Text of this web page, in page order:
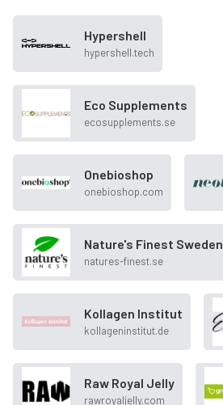
Hypershell
hypershell.tech
Eco Supplements
ecosupplements.se
Onebioshop
onebioshop.com
Nature's Finest Sweden
natures-finest.se
Kollagen Institut
kollageninstitut.de
Raw Royal Jelly
rawroyaljelly.com